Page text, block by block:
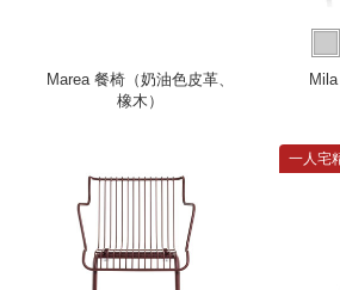
Marea 餐椅（奶油色皮革、
橡木）
一人宅